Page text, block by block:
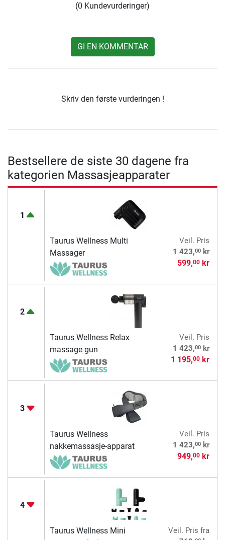
(0 Kundevurderinger)
GI EN KOMMENTAR
Skriv den første vurderingen !
Bestsellere de siste 30 dagene fra
kategorien Massasjeapparater
1
Taurus Wellness Multi
Massager
Veil. Pris
1 423,00kr
599,00kr
2
Taurus Wellness Relax
massage gun
Veil. Pris
1 423,00kr
1 195,00kr
3
Taurus Wellness
nakkemassasje-apparat
Veil. Pris
1 423,00kr
949,00kr
4
Taurus Wellness Mini
Veil. Pris fra